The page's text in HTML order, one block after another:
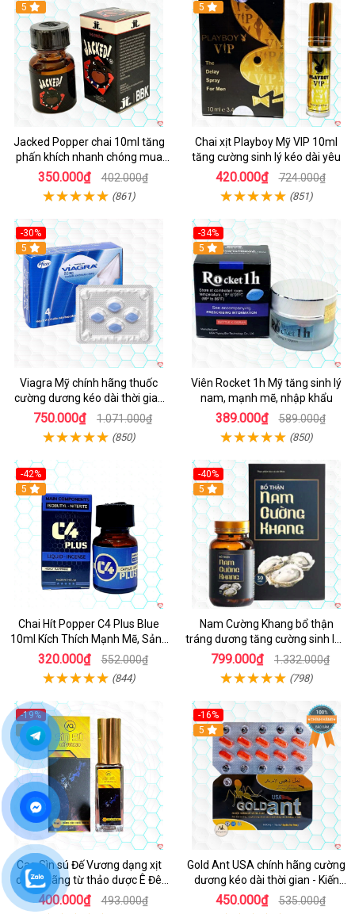
5
Jacked Popper chai 10ml tăng
phấn khích nhanh chóng mua
ngay
350.000₫ 402.000₫
(861)
5
Chai xịt Playboy Mỹ VIP 10ml
tăng cường sinh lý kéo dài yêu
420.000₫ 724.000₫
(851)
-30%
5
Viagra Mỹ chính hãng thuốc
cường dương kéo dài thời gian
cho Nam nhập khẩu chính ngạch
750.000₫ 1.071.000₫
(850)
-34%
5
Viên Rocket 1h Mỹ tăng sinh lý
nam, mạnh mẽ, nhập khẩu
389.000₫ 589.000₫
(850)
-42%
5
Chai Hít Popper C4 Plus Blue
10ml Kích Thích Mạnh Mẽ, Sảng
Khoái
320.000₫ 552.000₫
(844)
-40%
5
Nam Cường Khang bổ thận
tráng dương tăng cường sinh lực
nam
799.000₫ 1.332.000₫
(798)
-19%
5
Cao Sìn sú Đế Vương dạng xịt
chính hãng từ thảo dược Ê Đê
Việt Nam
400.000₫ 493.000₫
-16%
5
Gold Ant USA chính hãng cường
dương kéo dài thời gian - Kiến
Vàng Đen Tây Tạng
450.000₫ 535.000₫